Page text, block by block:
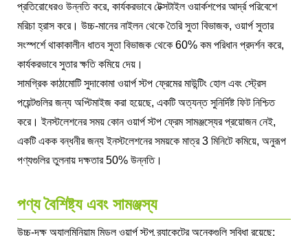
প্রতিরোধেরও উন্নতি করে, কার্যকরভাবে টেক্সটাইল ওয়ার্কশপের আর্দ্র পরিবেশে
মরিচা হ্রাস করে। উচ্চ-মানের নাইলন থেকে তৈরি সুতা বিভাজক, ওয়ার্প সুতার
সংস্পর্শে থাকাকালীন ধাতব সুতা বিভাজক থেকে 60% কম পরিধান প্রদর্শন করে,
কার্যকরভাবে সুতার ক্ষতি কমিয়ে দেয়।
সামগ্রিক কাঠামোটি সুদাকোমা ওয়ার্প স্টপ ফ্রেমের মাউন্টিং হোল এবং স্ট্রেস
পয়েন্টগুলির জন্য অপ্টিমাইজ করা হয়েছে, একটি অত্যন্ত সুনির্দিষ্ট ফিট নিশ্চিত
করে। ইনস্টলেশনের সময় কোন ওয়ার্প স্টপ ফ্রেম সামঞ্জস্যের প্রয়োজন নেই,
একটি একক বন্ধনীর জন্য ইনস্টলেশনের সময়কে মাত্র 3 মিনিটে কমিয়ে, অনুরূপ
পণ্যগুলির তুলনায় দক্ষতার 50% উন্নতি।
পণ্য বৈশিষ্ট্য এবং সামঞ্জস্য
উচ্চ-দক্ষ অ্যালুমিনিয়াম মিডল ওয়ার্প স্টপ ব্র্যাকেটের অনেকগুলি সুবিধা রয়েছে: